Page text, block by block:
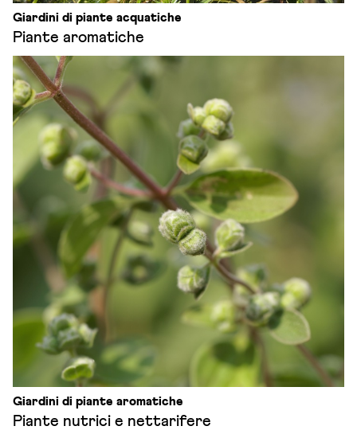
Giardini di piante acquatiche
Piante aromatiche
Giardini di piante aromatiche
Piante nutrici e nettarifere